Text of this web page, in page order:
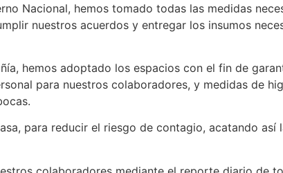
Nacional, hemos tomado todas las medidas
nuestros acuerdos y entregar los insumos
hemos adoptado los espacios con el fin de
para nuestros colaboradores, y medidas de
para reducir el riesgo de contagio, acatando así